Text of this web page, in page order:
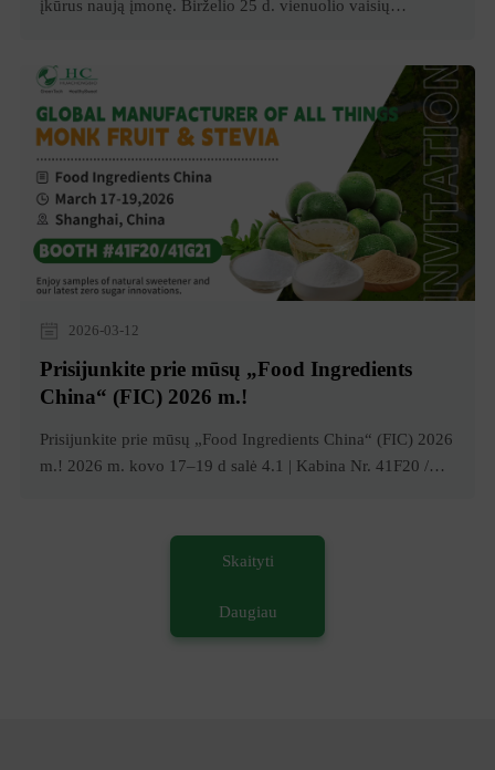
įkūrus naują įmonę. Birželio 25 d. vienuolio vaisių
skyrių, oficialiai įsteigus naują įmonę. Birželio 25 d.,
vienuolio vaisių giluminio perdirbimo projekto pasirašymo
ceremonija tarp Hunan Huacheng B.
2026-03-12
Prisijunkite prie mūsų „Food Ingredients
China“ (FIC) 2026 m.!
Prisijunkite prie mūsų „Food Ingredients China“ (FIC) 2026
m.! 2026 m. kovo 17–19 d salė 4.1 | Kabina Nr. 41F20 /
Prisijunkite prie mūsų „Food Ingredients China“ (FIC) 2026
saldinimo sprendimai gali padėti jums sukurti sveikatą
Skaityti
Daugiau